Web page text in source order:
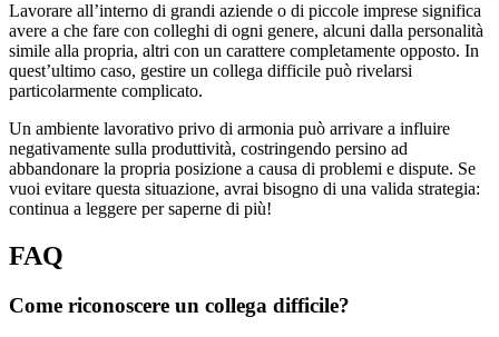
Lavorare all’interno di grandi aziende o di piccole imprese significa
avere a che fare con colleghi di ogni genere, alcuni dalla personalità
simile alla propria, altri con un carattere completamente opposto. In
quest’ultimo caso, gestire un collega difficile può rivelarsi
particolarmente complicato.
Un ambiente lavorativo privo di armonia può arrivare a influire
negativamente sulla produttività, costringendo persino ad
abbandonare la propria posizione a causa di problemi e dispute. Se
vuoi evitare questa situazione, avrai bisogno di una valida strategia:
continua a leggere per saperne di più!
FAQ
Come riconoscere un collega difficile?